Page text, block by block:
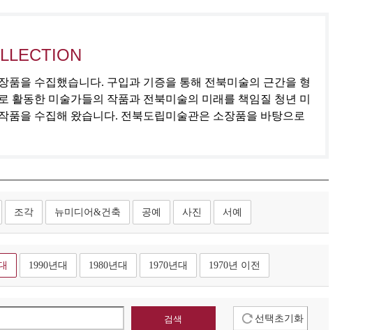
품을 수집했습니다. 구입과 기증을 통해 전북미술의 근간을 형
활동한 미술가들의 작품과 전북미술의 미래를 책임질 청년 미
을 수집해 왔습니다. 전북도립미술관은 소장품을 바탕으로
조각 뉴미디어&건축 공예 사진 서예
1990년대 1980년대 1970년대 1970년 이전
선택초기화